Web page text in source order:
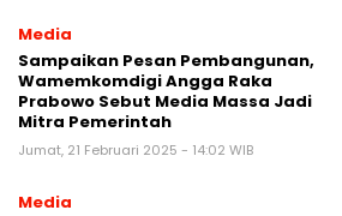
Media
Sampaikan Pesan Pembangunan,
Wamemkomdigi Angga Raka
Prabowo Sebut Media Massa Jadi
Mitra Pemerintah
Jumat, 21 Februari 2025 - 14:02 WIB
Media